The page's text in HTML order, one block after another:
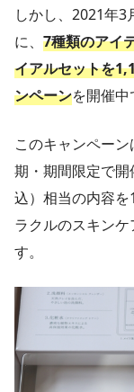
しかし、2021年3
に、 7種類のアイ
イアルセットを
ンペーンを開催中
このキャンペー
期・期間限定で
込）相当の内容
ラクルのスキン
す。